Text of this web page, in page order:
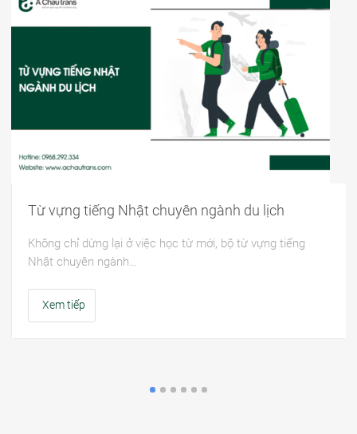
Từ vựng tiếng Nhật chuyên ngành du lịch
Không chỉ dừng lại ở việc học từ mới, bộ từ vựng tiếng
Nhật chuyên ngành…
Xem tiếp